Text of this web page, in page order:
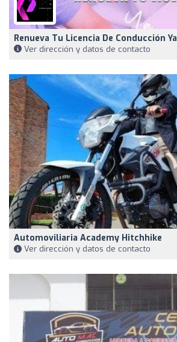
Renueva Tu Licencia De Conducción Ya
Ver dirección y datos de contacto
Automoviliaria Academy Hitchhike
Ver dirección y datos de contacto